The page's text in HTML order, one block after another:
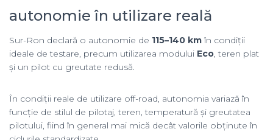
autonomie în utilizare reală
Sur-Ron declară o autonomie de 115–140 km în condiții
ideale de testare, precum utilizarea modului Eco, teren plat
și un pilot cu greutate redusă.
În condiții reale de utilizare off-road, autonomia variază în
funcție de stilul de pilotaj, teren, temperatură și greutatea
pilotului, fiind în general mai mică decât valorile obținute în